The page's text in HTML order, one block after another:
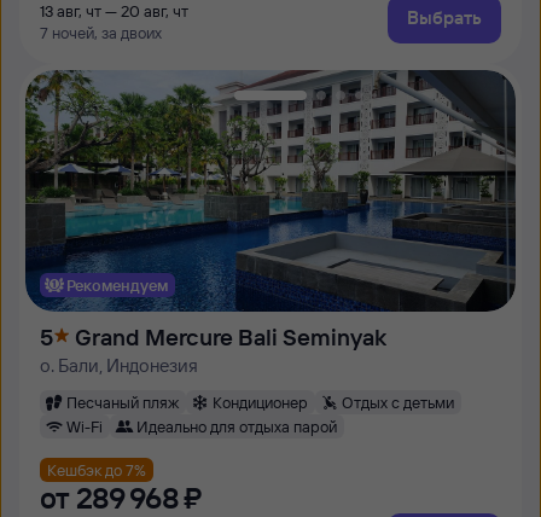
13 авг, чт — 20 авг, чт
7 ночей, за двоих
Выбрать
Рекомендуем
5 Grand Mercure Bali Seminyak
о. Бали, Индонезия
Песчаный пляж Кондиционер
Отдых с детьми
Wi-Fi
Идеально для отдыха парой
Кешбэк до 7%
от 289 ⁠968 ⁠₽